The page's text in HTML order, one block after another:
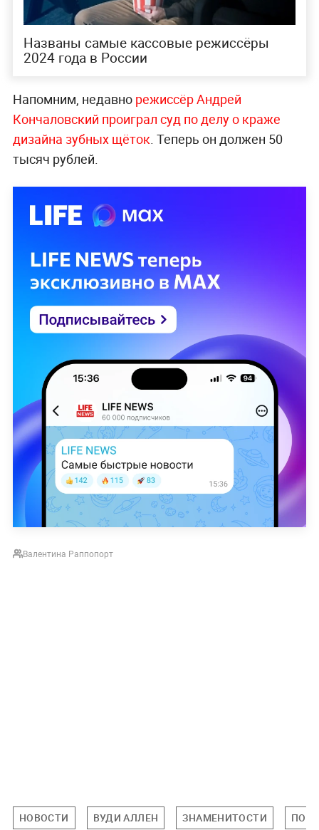
Названы самые кассовые режиссёры
2024 года в России
Напомним, недавнорежиссёр Андрей
Кончаловский проиграл суд по делу о краже
дизайна зубных щёток. Теперь он должен 50
тысяч рублей.
Валентина Раппопорт
НОВОСТИ ВУДИ АЛЛЕН ЗНАМЕНИТОСТИ ПОП-